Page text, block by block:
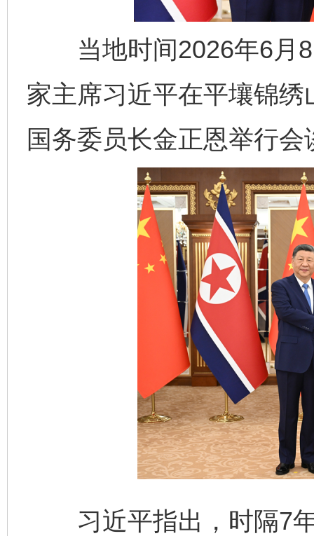
当地时间2026年6月8
家主席习近平在平壤锦
国务委员长金正恩举行会
习近平指出，时隔7年